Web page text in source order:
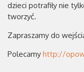
dzieci potrafiły nie
tworzyć.
Zapraszamy do
Polecamy http://